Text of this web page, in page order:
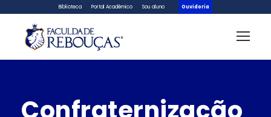
Biblioteca Portal Acadêmico Sou aluno Ouvidoria